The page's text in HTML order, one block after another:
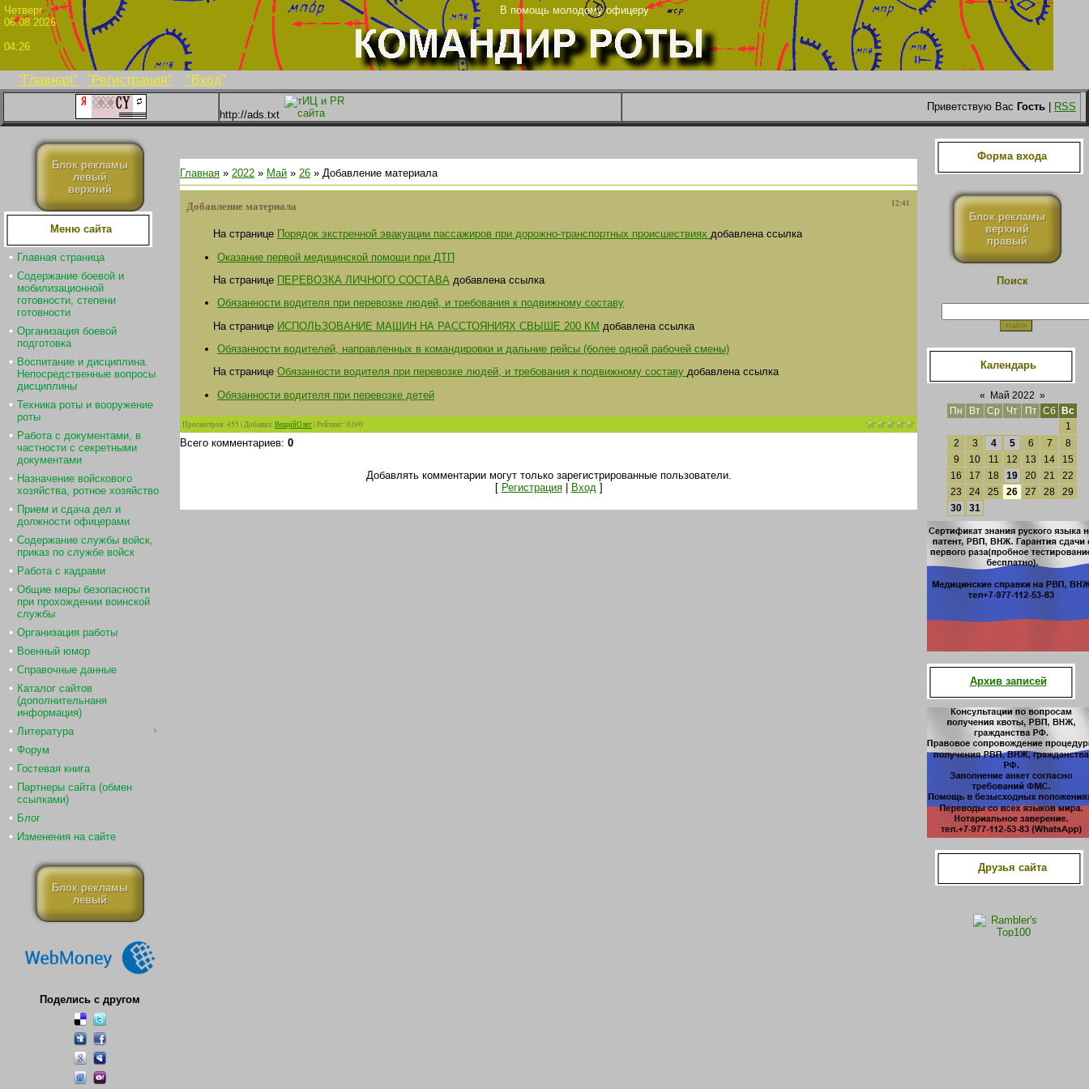
"Главная" "Регистрация" "Вход"
Четверг
В помощь молодому офицеру
06.08.2026
04:26
http://ads.txt
Приветствую Вас Гость RSS
Блок рекламы
левый
верхний
Меню сайта
Главная страница
Содержание боевой и
мобилизационной
готовности, степени
готовности
Организация боевой
подготовка
Воспитание и дисциплина.
Непосредственные вопросы
дисциплины
Техника роты и вооружение
роты
Работа с документами, в
частности с секретными
документами
Назначение войскового
хозяйства, ротное хозяйство
Прием и сдача дел и
должности офицерами
Содержание службы войск,
приказ по службе войск
Работа с кадрами
Общие меры безопасности
при прохождении воинской
службы
Организация работы
Военный юмор
Справочные данные
Каталог сайтов
(дополнительнаня
информация)
Литература
Форум
Гостевая книга
Партнеры сайта (обмен
ссылками)
Блог
Изменения на сайте
Блок рекламы
левый
Поделись с другом
Главная » 2022 » Май » 26 » Добавление материала
12:41
Добавление материала
На странице Порядок экстренной эвакуации пассажиров при дорожно-транспортных происшествиях добавлена ссылка
Оказание первой медицинской помощи при ДТП
На странице ПЕРЕВОЗКА ЛИЧНОГО СОСТАВА добавлена ссылка
Обязанности водителя при перевозке людей, и требования к подвижному составу
На странице ИСПОЛЬЗОВАНИЕ МАШИН НА РАССТОЯНИЯХ СВЫШЕ 200 КМ добавлена ссылка
Обязанности водителей, направленных в командировки и дальние рейсы (более одной рабочей смены)
На странице Обязанности водителя при перевозке людей, и требования к подвижному составу добавлена ссылка
Обязанности водителя при перевозке детей
Просмотров: 455 |Добавил: ВещийОлег|Рейтинг: 0.0/0
Всего комментариев: 0
Добавлять комментарии могут только зарегистрированные пользователи.
[ Регистрация| Вход]
Форма входа
Блок рекламы
верхний
правый
Поиск
Календарь
« Май 2022 »
Пн
Вт Ср Чт Пт Сб
Вс
1
2
3 4 5 6 7
8
9
10 11 12 13 14
15
16
17 18 19 20 21
22
23
24 25 26 27 28
29
30
31
Архив записей
Друзья сайта